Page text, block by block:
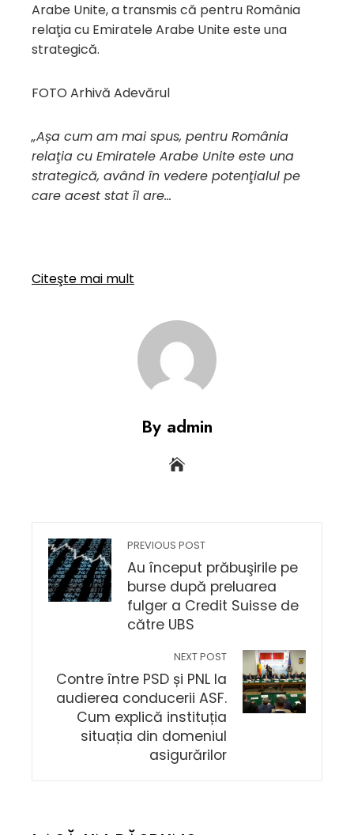
Arabe Unite, a transmis că pentru România
relaţia cu Emiratele Arabe Unite este una
strategică.
FOTO Arhivă Adevărul
„Așa cum am mai spus, pentru România
relaţia cu Emiratele Arabe Unite este una
strategică, având în vedere potenţialul pe
care acest stat îl are…
Citeşte mai mult
By admin
PREVIOUS POST
Au început prăbuşirile pe
burse după preluarea
fulger a Credit Suisse de
către UBS
NEXT POST
Contre între PSD și PNL la
audierea conducerii ASF.
Cum explică instituția
situația din domeniul
asigurărilor